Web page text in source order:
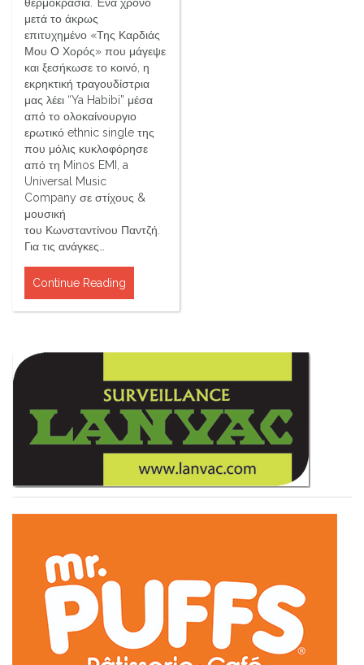
μετά το άκρως
επιτυχημένο «Της Καρδιάς
Μου Ο Χορός» που μάγεψε
και ξεσήκωσε το κοινό, η
εκρηκτική τραγουδίστρια
μας λέει “Ya Habibi” μέσα
από το ολοκαίνουργιο
ερωτικό ethnic single της
που μόλις κυκλοφόρησε
από τη Minos EMI, a
Universal Music
Company σε στίχους &
μουσική
του Κωνσταντίνου Παντζή.
Για τις ανάγκες…
Continue Reading